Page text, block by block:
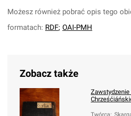
Możesz również pobrać opis tego
formatach: RDF; OAI-PMH
Zobacz także
Zawstydzenie
Twórca: